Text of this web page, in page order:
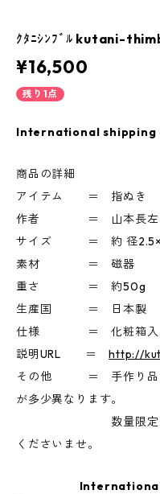
ｸﾀﾆｼﾝﾌﾞﾙ kutani-
¥16,500
残り1点
International shipping
商品の詳細
アイテム ＝ 指ぬき
作者 ＝ 山本長左
サイズ ＝ 約 径2.5×
素材 ＝ 磁器
重さ ＝ 約50g
生産国 ＝ 日本製
仕様 ＝ 化粧箱入
説明URL ＝http://
その他 ＝ 手作り品の
が多少異なります。
数量限定のため
くださいませ。